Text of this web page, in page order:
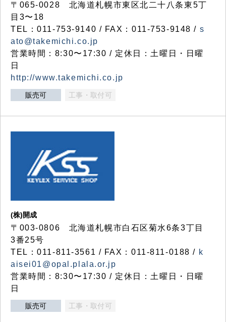
〒065-0028 北海道札幌市東区北二十八条東5丁
目3〜18
TEL：011-753-9140 / FAX：011-753-9148 / s
ato@takemichi.co.jp
営業時間：8:30〜17:30 / 定休日：土曜日・日曜
日
http://www.takemichi.co.jp
販売可 工事・取付可
(株)開成
〒003-0806 北海道札幌市白石区菊水6条3丁目
3番25号
TEL：011-811-3561 / FAX：011-811-0188 / k
aisei01@opal.plala.or.jp
営業時間：8:30〜17:30 / 定休日：土曜日・日曜
日
販売可 工事・取付可